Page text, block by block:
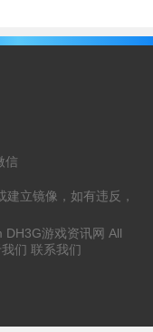
信
立镜像，如有违反，
DH3G游戏资讯网 All
们 联系我们